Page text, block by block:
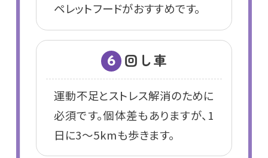
ペレットフードがおすすめです。
6 回し車
運動不足とストレス解消のために
必須です。個体差もありますが、1
日に3～5kmも歩きます。